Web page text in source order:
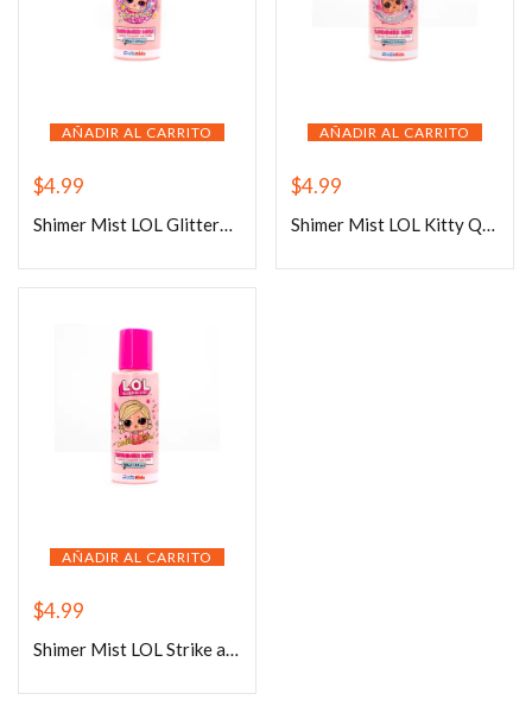
AÑADIR AL CARRITO
$4.99
Shimer Mist LOL Glitterati 100ml
AÑADIR AL CARRITO
$4.99
Shimer Mist LOL Kitty Queen 100ml
AÑADIR AL CARRITO
$4.99
Shimer Mist LOL Strike a pose 100ml